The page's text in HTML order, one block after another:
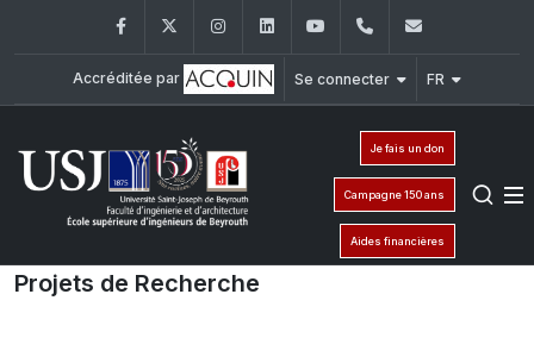
FacebookTwitter InstagramLinkedInYouTube+961 (1) 421 317
Accréditée par Se connecter FR
Je fais un don
Campagne 150 ans
Aides financières
Projets de Recherche